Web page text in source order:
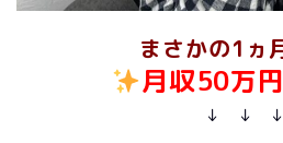
まさかの1ヵ
月収50万
↓ ↓ ↓